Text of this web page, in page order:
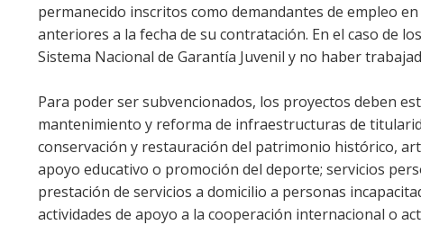
permanecido inscritos como demandantes de empleo
anteriores a la fecha de su contratación. En el caso de
Sistema Nacional de Garantía Juvenil y no haber
Para poder ser subvencionados, los proyectos deben
mantenimiento y reforma de infraestructuras de
conservación y restauración del patrimonio histórico,
apoyo educativo o promoción del deporte; servicios
prestación de servicios a domicilio a personas
actividades de apoyo a la cooperación internacional o